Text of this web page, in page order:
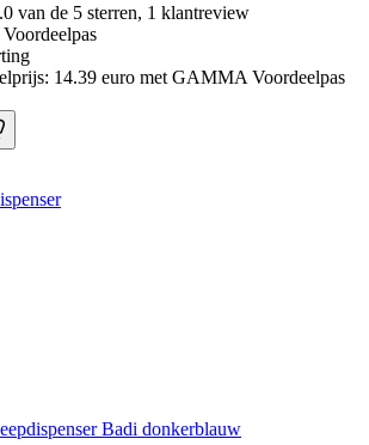
van de 5 sterren, 1 klantreview
14.39 euro met GAMMA Voordeelpas
Badi donkerblauw